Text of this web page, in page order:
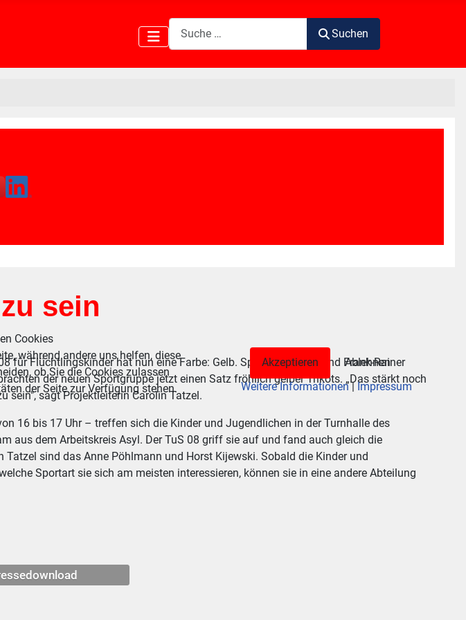
Suchen
Suchen
sein
für Flüchtlingskinder hat nun eine Farbe: Gelb. Sparkassenvorstand Frank-Rainer
der neuen Sportgruppe jetzt einen Satz fröhlich gelber Trikots. „Das stärkt noch
sein", sagt Projektleiterin Carolin Tatzel.
16 bis 17 Uhr – treffen sich die Kinder und Jugendlichen in der Turnhalle des
aus dem Arbeitskreis Asyl. Der TuS 08 griff sie auf und fand auch gleich die
Tatzel sind das Anne Pöhlmann und Horst Kijewski. Sobald die Kinder und
Sportart sie sich am meisten interessieren, können sie in eine andere Abteilung
Cookies
während andere uns helfen, diese
ob Sie die Cookies zulassen
der Seite zur Verfügung stehen.
Akzeptieren
Ablehnen
Weitere Informationen|Impressum